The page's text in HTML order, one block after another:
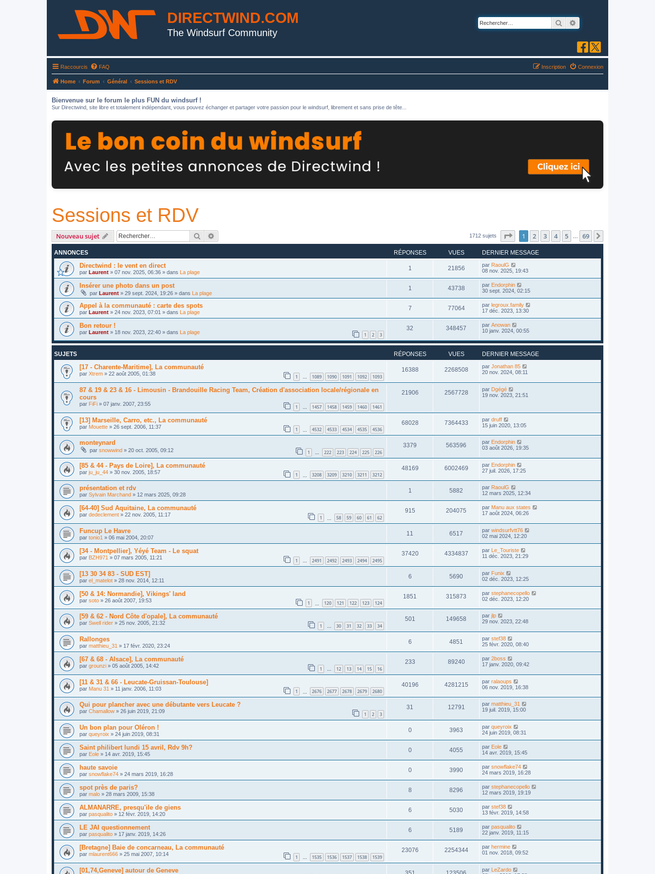
DIRECTWIND.COM
The Windsurf Community
Rechercher
Raccourcis FAQ Connexion
Inscription
Home Forum Général Sessions et RDV
Bienvenue sur le forum le plus FUN du windsurf !
Sur Directwind, site libre et totalement indépendant, vous pouvez échanger et partager votre passion pour le windsurf, librement et sans prise de tête...
Sessions et RDV
Nouveau sujet Rechercher 1712 sujets Page sur69
1 2 3 4 5 69
ANNONCES RÉPONSES VUES DERNIER MESSAGE
Directwind : le vent en direct
par Laurent » 07 nov. 2025, 06:36 » dans La plage
1 21856 par RaoulG
08 nov. 2025, 19:43
Insérer une photo dans un post
par Laurent » 29 sept. 2024, 19:26 » dans La plage
1 43738 par Endorphin
30 sept. 2024, 02:15
Appel à la communauté : carte des spots
par Laurent » 24 nov. 2023, 07:01 » dans La plage
7 77064 par legroux.family
17 déc. 2023, 13:30
Bon retour !
par Laurent » 18 nov. 2023, 22:40 » dans La plage 1 2 3
32 348457 par Anowan
10 janv. 2024, 00:55
SUJETS RÉPONSES VUES DERNIER MESSAGE
[17 - Charente-Maritime], La communauté
par Xtrem » 22 août 2005, 01:38 1 … 1089 1090 1091 1092 1093
16388 2268508 par Jonathan 85
20 nov. 2024, 08:11
87 & 19 & 23 & 16 - Limousin - Brandouille Racing Team, Création d'association locale/régionale en
cours
par FiFi » 07 janv. 2007, 23:55 1 1457 1458 1459 1460 1461
21906 2567728 par Dgégé
19 nov. 2023, 21:51
[13] Marseille, Carro, etc., La communauté
par Mouette » 26 sept. 2006, 11:37 1 4532 4533 4534 4535 4536
68028 7364433 par druff
15 juin 2020, 13:05
monteynard
par snowwind » 20 oct. 2005, 09:12 1 … 222 223 224 225 226
3379 563596 par Endorphin
03 août 2026, 19:35
[85 & 44 - Pays de Loire], La communauté
par ju_ju_44 » 30 nov. 2005, 18:57 1 3208 3209 3210 3211 3212
48169 6002469 par Endorphin
27 juil. 2026, 17:25
présentation et rdv
par Sylvain Marchand » 12 mars 2025, 09:28
1 5882 par RaoulG
12 mars 2025, 12:34
[64-40] Sud Aquitaine, La communauté
par dedeclement » 22 nov. 2005, 11:17 1 58 59 60 61 62
915 204075 par Manu aux states
17 août 2024, 06:26
Funcup Le Havre
par tonio1 » 06 mai 2004, 20:07
11 6517 par windsurfvtt76
02 mai 2024, 12:20
[34 - Montpellier], Yéyé Team - Le squat
par BZH971 » 07 mars 2005, 11:21 1 … 2491 2492 2493 2494 2495
37420 4334837 par Le_Touriste
11 déc. 2023, 21:29
[13 30 34 83 - SUD EST]
par el_matelot » 28 nov. 2014, 12:11
6 5690 par Funix
02 déc. 2023, 12:25
[50 & 14: Normandie], Vikings' land
par soto » 26 août 2007, 19:53 1 120 121 122 123 124
1851 315873 par stephanecopello
02 déc. 2023, 12:20
[59 & 62 - Nord Côte d'opale], La communauté
par Swell rider » 25 nov. 2005, 21:32 1 … 30 31 32 33 34
501 149658 par jlp
29 nov. 2023, 22:48
Rallonges
par matthieu_31 » 17 févr. 2020, 23:24
6 4851 par stef38
25 févr. 2020, 08:40
[67 & 68 - Alsace], La communauté
par grounzi » 05 août 2005, 14:42 1 … 12 13 14 15 16
233 89240 par 2boss
17 janv. 2020, 09:42
[11 & 31 & 66 - Leucate-Gruissan-Toulouse]
par Manu 31 » 11 janv. 2006, 11:03 1 2676 2677 2678 2679 2680
40196 4281215 par ralaoups
06 nov. 2019, 16:38
Qui pour plancher avec une débutante vers Leucate ?
par Chamallow » 26 juin 2019, 21:09 1 2 3
31 12791 par matthieu_31
19 juil. 2019, 15:00
Un bon plan pour Oléron !
par queyroix » 24 juin 2019, 08:31
0 3963 par queyroix
24 juin 2019, 08:31
Saint philibert lundi 15 avril, Rdv 9h?
par Eole » 14 avr. 2019, 15:45
0 4055 par Eole
14 avr. 2019, 15:45
haute savoie
par snowflake74 » 24 mars 2019, 16:28
0 3990 par snowflake74
24 mars 2019, 16:28
spot près de paris?
par malo » 28 mars 2009, 15:38
8 8296 par stephanecopello
12 mars 2019, 19:19
ALMANARRE, presqu'ile de giens
par pasqualito » 12 févr. 2019, 14:20
6 5030 par stef38
13 févr. 2019, 14:58
LE JAI questionnement
par pasqualito » 17 janv. 2019, 14:26
6 5189 par pasqualito
22 janv. 2019, 11:15
[Bretagne] Baie de concarneau, La communauté
par mlaurent666 » 25 mai 2007, 10:14 1 … 1535 1536 1537 1538 1539
23076 2254344 par hermine
01 nov. 2018, 09:52
[01,74,Geneve] autour de Geneve par LeZardo